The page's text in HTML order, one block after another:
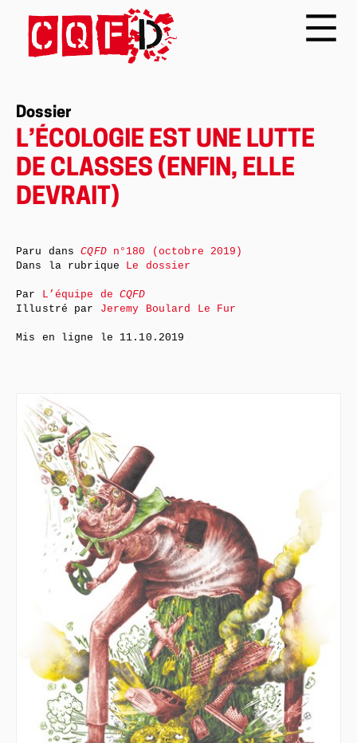
Dossier
L’ÉCOLOGIE EST UNE LUTTE
DE CLASSES (ENFIN, ELLE
DEVRAIT)
Paru dansCQFDn°180 (octobre 2019)
Dans la rubrique Le dossier
Par L’équipe deCQFD
Illustré par Jeremy Boulard Le Fur
Mis en ligne le 11.10.2019